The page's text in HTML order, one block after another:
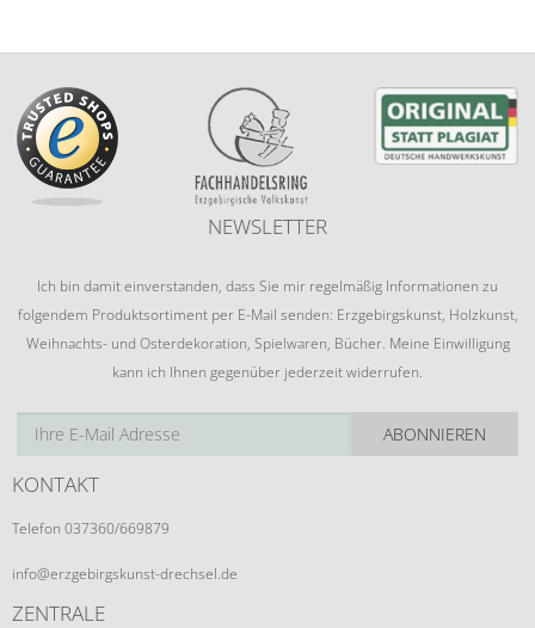
NEWSLETTER
Ich bin damit einverstanden, dass Sie mir regelmäßig Informationen zu
folgendem Produktsortiment per E-Mail senden: Erzgebirgskunst, Holzkunst,
Weihnachts- und Osterdekoration, Spielwaren, Bücher. Meine Einwilligung
kann ich Ihnen gegenüber jederzeit widerrufen.
ABONNIEREN
KONTAKT
Telefon 037360/669879
info@erzgebirgskunst-drechsel.de
ZENTRALE